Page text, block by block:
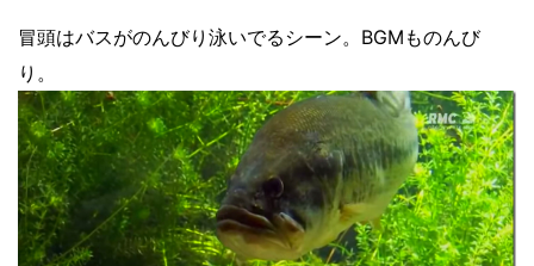
冒頭はバスがのんびり泳いでるシーン。BGMものんび
り。